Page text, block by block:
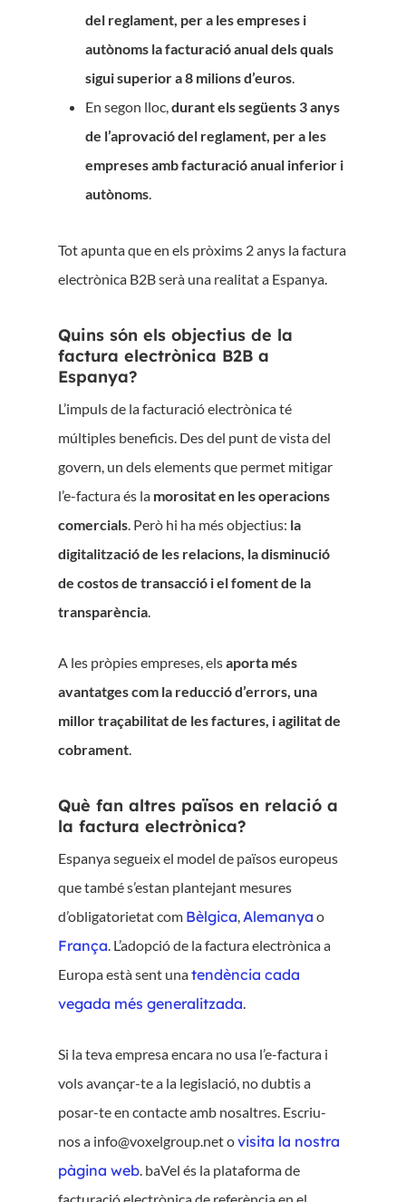
del reglament, per a les empreses i
autònoms la facturació anual dels quals
sigui superior a 8 milions d’euros.
En segon lloc,durant els següents 3 anys
de l’aprovació del reglament, per a les
empreses amb facturació anual inferior i
autònoms.
Tot apunta que en els pròxims 2 anys la factura
electrònica B2B serà una realitat a Espanya.
Quins són els objectius de la
factura electrònica B2B a
Espanya?
L’impuls de la facturació electrònica té
múltiples beneficis. Des del punt de vista del
govern, un dels elements que permet mitigar
l’e-factura és la morositat en les operacions
comercials. Però hi ha més objectius: la
digitalització de les relacions, la disminució
de costos de transacció i el foment de la
transparència.
A les pròpies empreses, elsaporta més
avantatges com la reducció d’errors, una
millor traçabilitat de les factures, i agilitat de
cobrament.
Què fan altres països en relació a
la factura electrònica?
Espanya segueix el model de països europeus
que també s’estan plantejant mesures
d’obligatorietat com Bèlgica,Alemanya o
França. L’adopció de la factura electrònica a
Europa està sent unatendència cada
vegada més generalitzada.
Si la teva empresa encara no usa l’e-factura i
vols avançar-te a la legislació, no dubtis a
posar-te en contacte amb nosaltres. Escriu-
nos a info@voxelgroup.net ovisita la nostra
pàgina web. baVel és la plataforma de